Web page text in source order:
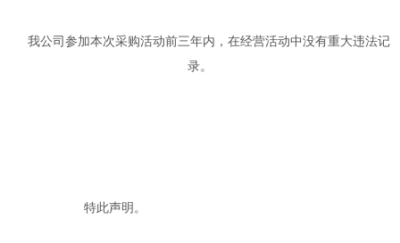
我公司参加本次采购活动前三年内，在经营活动中没有重大违法记
录。
特此声明。